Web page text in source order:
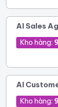
AI Sales
Kho hàng:
AI
Kho hàng: